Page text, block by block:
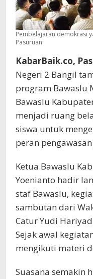
Pembelajaran demokrasi
Pasuruan
KabarBaik.co,
Negeri 2 Bangil
program Bawaslu
Bawaslu
menjadi ruang
siswa untuk
peran
Ketua Bawaslu
Yoenianto hadir
staf Bawaslu,
sambutan dari
Catur Yudi
Sejak awal
mengikuti materi
Suasana semakin